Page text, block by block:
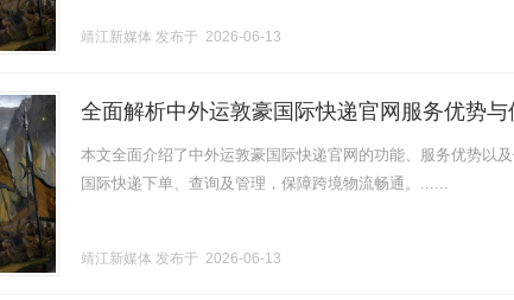
深入.........
靖江新媒体 发布于 2026-06-13
全面解析中外运敦豪国际快递官网服务优势与
本文全面介绍了中外运敦豪国际快递官网的功能、服务优势以
国际快递下单、查询及管理，保障跨境物流畅通。......
靖江新媒体 发布于 2026-06-13